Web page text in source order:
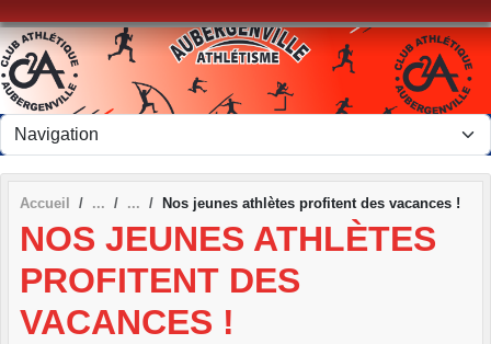
Accueil Nos jeunes athlètes profitent des vacances !
NOS JEUNES ATHLÈTES
PROFITENT DES
VACANCES !